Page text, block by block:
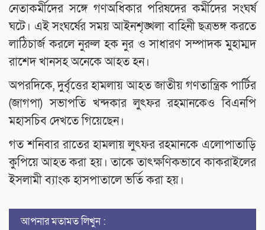
নেতাকর্মীদের সঙ্গে গণঅধিকার পরিষদের কর্মীদের সংঘর্ষ
ঘটে। এই সংঘর্ষের সময় আইনশৃঙ্খলা বাহিনী ছত্রভঙ্গ করতে
লাঠিচার্জ করলে নুরুল হক নুর ও সাধারণ সম্পাদক মুহাম্মদ
রাশেদ খানসহ অনেকে আহত হন।
অপরদিকে, দুর্বৃত্তের হামলায় আহত জাতীয় গণতান্ত্রিক পার্টির
(জাগপা) সভাপতি খন্দকার লুৎফর রহমানকেও বিএনপি
মহাসচিব দেখতে গিয়েছেন।
গত শনিবার রাতের হামলায় লুৎফর রহমানকে এলোপাতাড়ি
কুপিয়ে আহত করা হয়। তাকে তাৎক্ষণিকভাবে কাকরাইলের
ইসলামী ব্যাংক হাসপাতালে ভর্তি করা হয়।
আপনার মতামত লিখুন :